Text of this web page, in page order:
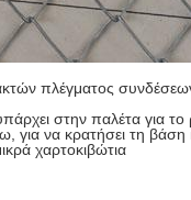
πλέγματος
στην παλέτα για το
για να κρατήσει τη
χαρτοκιβώτια